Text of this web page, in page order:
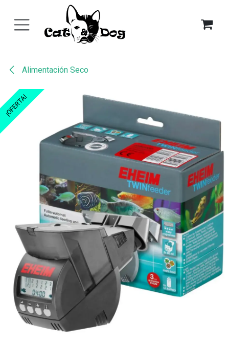
Alimentación Seco
¡OFERTA!